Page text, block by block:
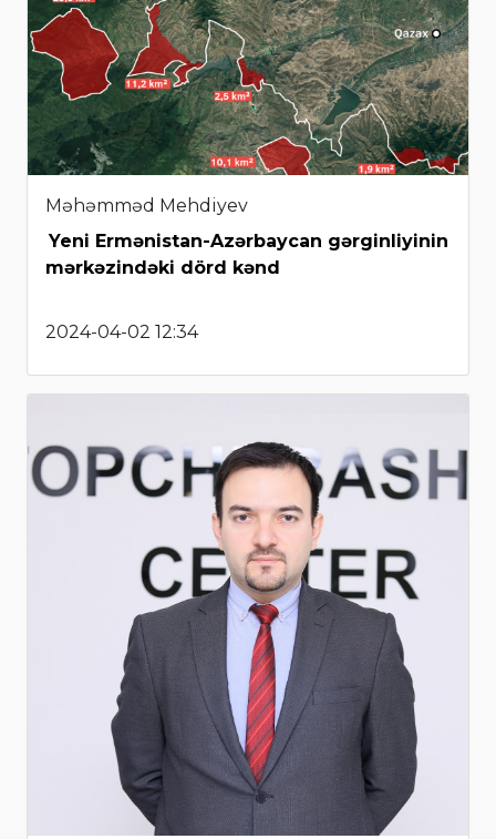
Məhəmməd Mehdiyev
Yeni Ermənistan-Azərbaycan gərginliyinin
mərkəzindəki dörd kənd
2024-04-02 12:34